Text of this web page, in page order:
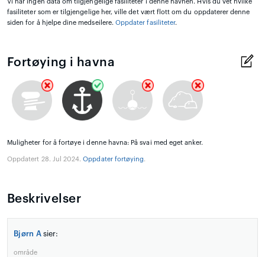
Vi har ingen data om tilgjengelige fasiliteter i denne havnen. Hvis du vet hvilke
fasiliteter som er tilgjengelige her, ville det vært flott om du oppdaterer denne
siden for å hjelpe dine medseilere. Oppdater fasiliteter.
Fortøying i havna
Muligheter for å fortøye i denne havna: På svai med eget anker.
Oppdatert 28. Jul 2024.Oppdater fortøying.
Beskrivelser
Bjørn A sier:
område